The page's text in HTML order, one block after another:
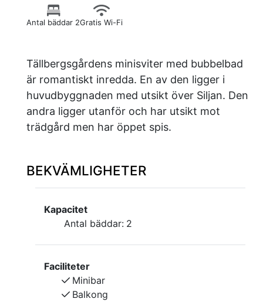
Antal bäddar 2Gratis Wi-Fi
Tällbergsgårdens minisviter med bubbelbad
är romantiskt inredda. En av den ligger i
huvudbyggnaden med utsikt över Siljan. Den
andra ligger utanför och har utsikt mot
trädgård men har öppet spis.
BEKVÄMLIGHETER
Kapacitet
Antal bäddar: 2
Faciliteter
Minibar
Balkong